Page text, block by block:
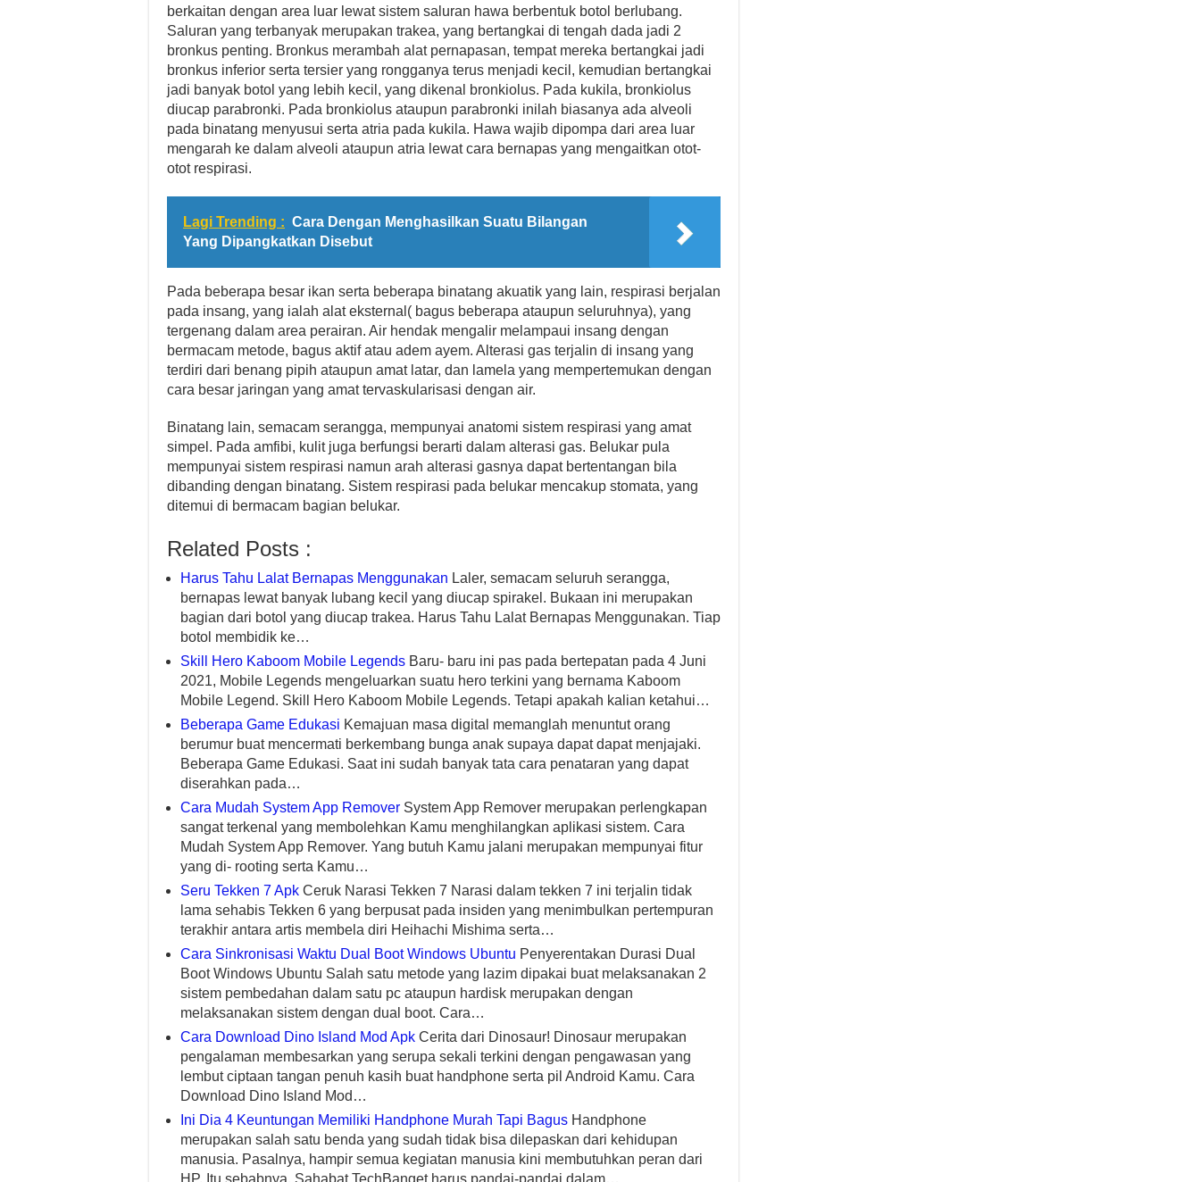
berkaitan dengan area luar lewat sistem saluran hawa berbentuk botol berlubang.
Saluran yang terbanyak merupakan trakea, yang bertangkai di tengah dada jadi 2
bronkus penting. Bronkus merambah alat pernapasan, tempat mereka bertangkai jadi
bronkus inferior serta tersier yang rongganya terus menjadi kecil, kemudian bertangkai
jadi banyak botol yang lebih kecil, yang dikenal bronkiolus. Pada kukila, bronkiolus
diucap parabronki. Pada bronkiolus ataupun parabronki inilah biasanya ada alveoli
pada binatang menyusui serta atria pada kukila. Hawa wajib dipompa dari area luar
mengarah ke dalam alveoli ataupun atria lewat cara bernapas yang mengaitkan otot-
otot respirasi.
Lagi Trending : Cara Dengan Menghasilkan Suatu Bilangan
Yang Dipangkatkan Disebut
Pada beberapa besar ikan serta beberapa binatang akuatik yang lain, respirasi berjalan
pada insang, yang ialah alat eksternal( bagus beberapa ataupun seluruhnya), yang
tergenang dalam area perairan. Air hendak mengalir melampaui insang dengan
bermacam metode, bagus aktif atau adem ayem. Alterasi gas terjalin di insang yang
terdiri dari benang pipih ataupun amat latar, dan lamela yang mempertemukan dengan
cara besar jaringan yang amat tervaskularisasi dengan air.
Binatang lain, semacam serangga, mempunyai anatomi sistem respirasi yang amat
simpel. Pada amfibi, kulit juga berfungsi berarti dalam alterasi gas. Belukar pula
mempunyai sistem respirasi namun arah alterasi gasnya dapat bertentangan bila
dibanding dengan binatang. Sistem respirasi pada belukar mencakup stomata, yang
ditemui di bermacam bagian belukar.
Related Posts :
Harus Tahu Lalat Bernapas Menggunakan Laler, semacam seluruh serangga,
bernapas lewat banyak lubang kecil yang diucap spirakel. Bukaan ini merupakan
bagian dari botol yang diucap trakea. Harus Tahu Lalat Bernapas Menggunakan. Tiap
botol membidik ke…
Skill Hero Kaboom Mobile Legends Baru- baru ini pas pada bertepatan pada 4 Juni
2021, Mobile Legends mengeluarkan suatu hero terkini yang bernama Kaboom
Mobile Legend. Skill Hero Kaboom Mobile Legends. Tetapi apakah kalian ketahui…
Beberapa Game Edukasi Kemajuan masa digital memanglah menuntut orang
berumur buat mencermati berkembang bunga anak supaya dapat dapat menjajaki.
Beberapa Game Edukasi. Saat ini sudah banyak tata cara penataran yang dapat
diserahkan pada…
Cara Mudah System App Remover System App Remover merupakan perlengkapan
sangat terkenal yang membolehkan Kamu menghilangkan aplikasi sistem. Cara
Mudah System App Remover. Yang butuh Kamu jalani merupakan mempunyai fitur
yang di- rooting serta Kamu…
Seru Tekken 7 Apk Ceruk Narasi Tekken 7 Narasi dalam tekken 7 ini terjalin tidak
lama sehabis Tekken 6 yang berpusat pada insiden yang menimbulkan pertempuran
terakhir antara artis membela diri Heihachi Mishima serta…
Cara Sinkronisasi Waktu Dual Boot Windows Ubuntu Penyerentakan Durasi Dual
Boot Windows Ubuntu Salah satu metode yang lazim dipakai buat melaksanakan 2
sistem pembedahan dalam satu pc ataupun hardisk merupakan dengan
melaksanakan sistem dengan dual boot. Cara…
Cara Download Dino Island Mod Apk Cerita dari Dinosaur! Dinosaur merupakan
pengalaman membesarkan yang serupa sekali terkini dengan pengawasan yang
lembut ciptaan tangan penuh kasih buat handphone serta pil Android Kamu. Cara
Download Dino Island Mod…
Ini Dia 4 Keuntungan Memiliki Handphone Murah Tapi Bagus Handphone
merupakan salah satu benda yang sudah tidak bisa dilepaskan dari kehidupan
manusia. Pasalnya, hampir semua kegiatan manusia kini membutuhkan peran dari
HP. Itu sebabnya, Sahabat TechBanget harus pandai-pandai dalam…